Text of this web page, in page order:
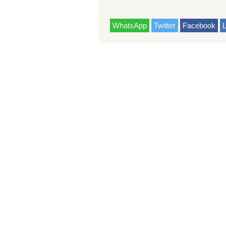
WhatsApp Twitter Facebook